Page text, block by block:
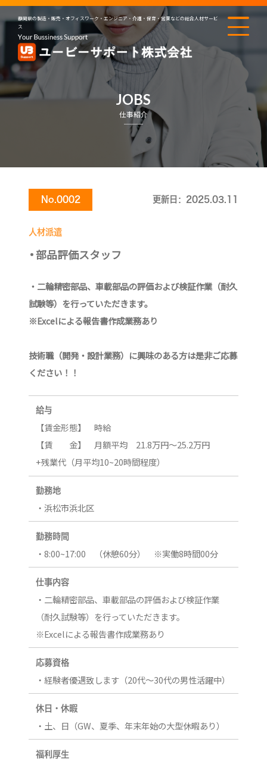
静岡県の製造・販売・オフィスワーク・エンジニア・介護・保育・営業などの総合人材サービ
ス
JOBS
仕事紹介
No.0002 更新日：2025.03.11
人材派遣
部品評価スタッフ
・二輪精密部品、車載部品の評価および検証作業（耐久
試験等）を行っていただきます。
※Excelによる報告書作成業務あり
技術職（開発・設計業務）に興味のある方は是非ご応募
ください！！
給与
【賃金形態】 時給
【賃 金】 月額平均 21.8万円～25.2万円
+残業代（月平均10~20時間程度）
勤務地
・浜松市浜北区
勤務時間
・8:00~17:00 （休憩60分） ※実働8時間00分
仕事内容
・二輪精密部品、車載部品の評価および検証作業
（耐久試験等）を行っていただきます。
※Excelによる報告書作成業務あり
応募資格
・経験者優遇致します（20代～30代の男性活躍中）
休日・休暇
・土、日（GW、夏季、年末年始の大型休暇あり）
福利厚生